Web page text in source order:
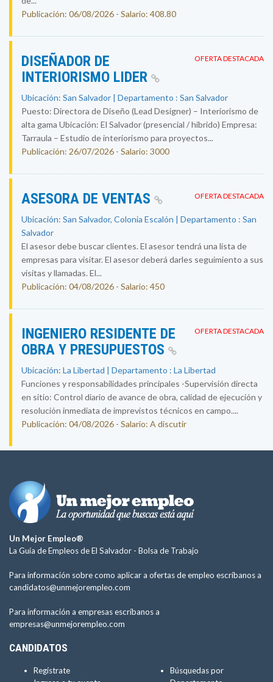
Publicación: 06/08/2026 - Salario: 408.80
OFERTA DESTACADA
DISEÑADOR DE
INTERIORISMO LIDER
Ubicación: San Salvador | Departamento : San Salvador
Puesto: Directora de Diseño (Lead Designer) – Interiorismo de
alta gama Ubicación: El Salvador (presencial / híbrido) Empresa:
Tarraula – Estudio de interiorismo para proyectos...
Publicación: 26/07/2026 - Salario: 3000
OFERTA DESTACADA
ASESORA DE VENTAS
Ubicación: San Salvador, Colonia Escalón | Departamento : San
Salvador
El asesor debe buscar clientes. El asesor tendrá una lista de
empresas para visitar. El asesor deberá darles seguimiento a sus
visitas y llamadas. El...
Publicación: 04/08/2026 - Salario: 450
OFERTA DESTACADA
INGENIERO RESIDENTE DE
OBRA Y PRESUPUESTOS
Ubicación: La Libertad | Departamento : La Libertad
Funciones y responsabilidades principales -Supervisión directa
en sitio: Control diario de avance de obra, calidad de ejecución y
resolución inmediata de imprevistos técnicos en campo....
Publicación: 04/08/2026 - Salario: A discutir
Un Mejor Empleo®
La Guía de Empleos de El Salvador - Bolsa de Trabajo
Para información sobre como aplicar a ofertas de empleo escríbanos a
candidatos@unmejorempleo.com
Para información a empresas escríbanos a
empresas@unmejorempleo.com
CANDIDATOS
Regístrate
Búsquedas por